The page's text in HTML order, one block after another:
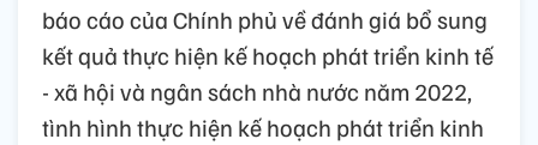
báo cáo của Chính phủ về đánh giá bổ sung
kết quả thực hiện kế hoạch phát triển kinh tế
- xã hội và ngân sách nhà nước năm 2022,
tình hình thực hiện kế hoạch phát triển kinh